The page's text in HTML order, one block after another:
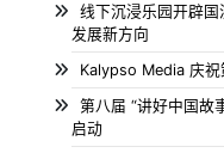
线下沉浸乐园开辟
发展新方向
Kalypso Media 庆
第八届 “讲好中国故
启动